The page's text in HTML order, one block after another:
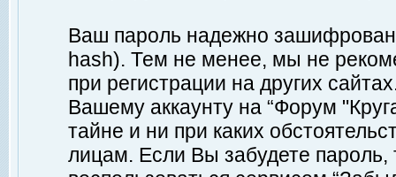
Ваш пароль надежно
hash). Тем не менее, мы не
при регистрации на других
Вашему аккаунту на “Форум
тайне и ни при каких
лицам. Если Вы забудете пароль,